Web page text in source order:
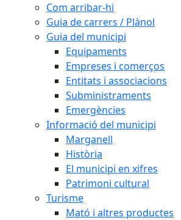
Com arribar-hi
Guia de carrers / Plànol
Guia del municipi
Equipaments
Empreses i comerços
Entitats i associacions
Subministraments
Emergències
Informació del municipi
Marganell
Història
El municipi en xifres
Patrimoni cultural
Turisme
Mató i altres productes